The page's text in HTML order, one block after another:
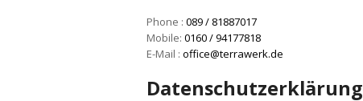
Phone : 089 / 81887017
Mobile: 0160 / 94177818
E-Mail : office@terrawerk.de
Datenschutzerklärung